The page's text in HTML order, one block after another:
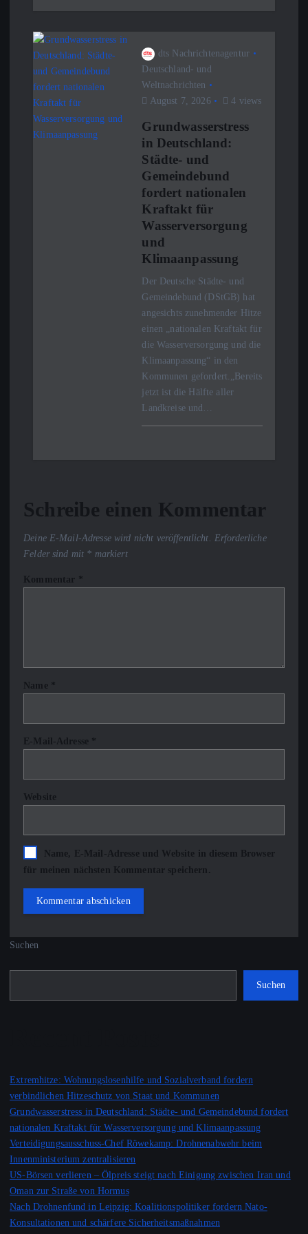
dts Nachrichtenagentur
Deutschland- und
Weltnachrichten
August 7, 2026
4 views
Grundwasserstress
in Deutschland:
Städte- und
Gemeindebund
fordert nationalen
Kraftakt für
Wasserversorgung
und
Klimaanpassung
Der Deutsche Städte- und
Gemeindebund (DStGB) hat
angesichts zunehmender Hitze
einen „nationalen Kraftakt für
die Wasserversorgung und die
Klimaanpassung“ in den
Kommunen gefordert.„Bereits
jetzt ist die Hälfte aller
Landkreise und…
Schreibe einen Kommentar
Deine E-Mail-Adresse wird nicht veröffentlicht. Erforderliche
Felder sind mit * markiert
Kommentar *
Name *
E-Mail-Adresse *
Website
Name, E-Mail-Adresse und Website in diesem Browser
für meinen nächsten Kommentar speichern.
Suchen
Suchen
Extremhitze: Wohnungslosenhilfe und Sozialverband fordern
verbindlichen Hitzeschutz von Staat und Kommunen
Grundwasserstress in Deutschland: Städte- und Gemeindebund fordert
nationalen Kraftakt für Wasserversorgung und Klimaanpassung
Verteidigungsausschuss-Chef Röwekamp: Drohnenabwehr beim
Innenministerium zentralisieren
US-Börsen verlieren – Ölpreis steigt nach Einigung zwischen Iran und
Oman zur Straße von Hormus
Nach Drohnenfund in Leipzig: Koalitionspolitiker fordern Nato-
Konsultationen und schärfere Sicherheitsmaßnahmen